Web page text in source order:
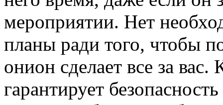
мероприятии. Нет
планы ради того, чтобы
онион сделает все за
гарантирует